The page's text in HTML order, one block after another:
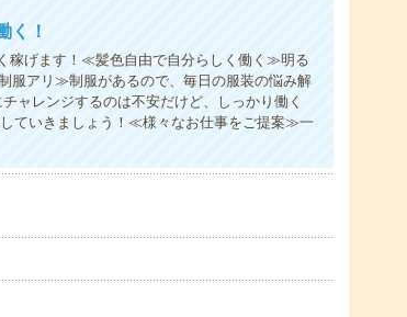
く！
稼げます！≪髪色自由で自分らしく働く≫明る
服アリ≫制服があるので、毎日の服装の悩み解
ャレンジするのは不安だけど、しっかり働く
ていきましょう！≪様々なお仕事をご提案≫一